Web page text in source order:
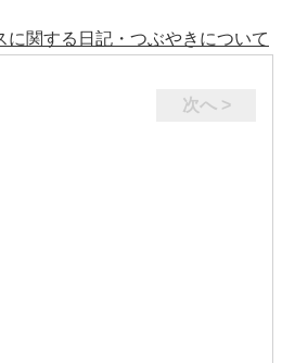
に関する日記・つぶやきについて
次へ >